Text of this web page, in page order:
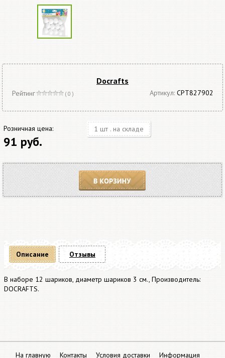
Docrafts
Рейтинг ( 0 ) Артикул: CPT827902
Розничная цена:
91 руб.
1 шт . на складе
В корзину
Описание
В наборе 12 шариков, диаметр шариков 3 см., Производитель:
DOCRAFTS.
Отзывы
На главную Контакты Условия доставки Информация